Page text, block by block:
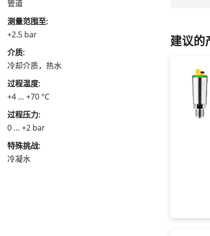
管道
测量范围至:
+2.5 bar
介质:
冷却介质，热水
过程温度:
+4 … +70 °C
过程压力:
0 … +2 bar
特殊挑战:
冷凝水
建议的